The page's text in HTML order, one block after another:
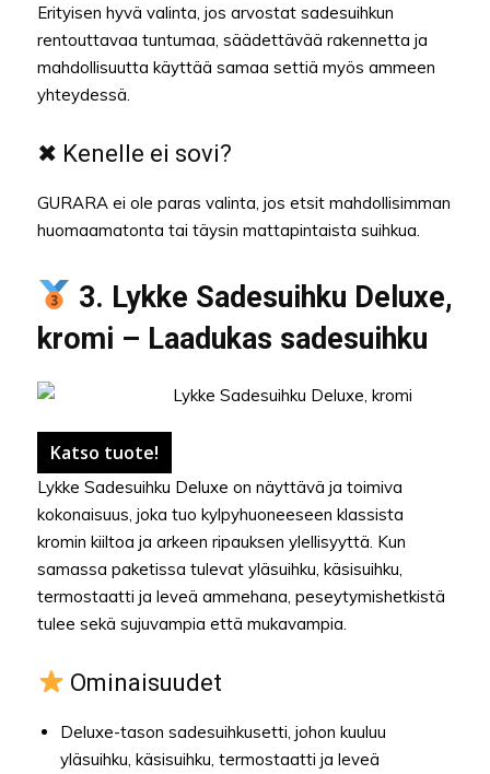
Erityisen hyvä valinta, jos arvostat sadesuihkun
rentouttavaa tuntumaa, säädettävää rakennetta ja
mahdollisuutta käyttää samaa settiä myös ammeen
yhteydessä.
✖ Kenelle ei sovi?
GURARA ei ole paras valinta, jos etsit mahdollisimman
huomaamatonta tai täysin mattapintaista suihkua.
3. Lykke Sadesuihku Deluxe,
kromi – Laadukas sadesuihku
Katso tuote!
Lykke Sadesuihku Deluxe on näyttävä ja toimiva
kokonaisuus, joka tuo kylpyhuoneeseen klassista
kromin kiiltoa ja arkeen ripauksen ylellisyyttä. Kun
samassa paketissa tulevat yläsuihku, käsisuihku,
termostaatti ja leveä ammehana, peseytymishetkistä
tulee sekä sujuvampia että mukavampia.
Ominaisuudet
Deluxe-tason sadesuihkusetti, johon kuuluu
yläsuihku, käsisuihku, termostaatti ja leveä